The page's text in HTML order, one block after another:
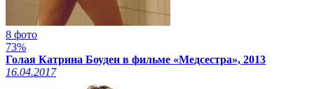
8 фото
73%
Голая Катрина Боуден в фильме «Медсестра», 2013
16.04.2017